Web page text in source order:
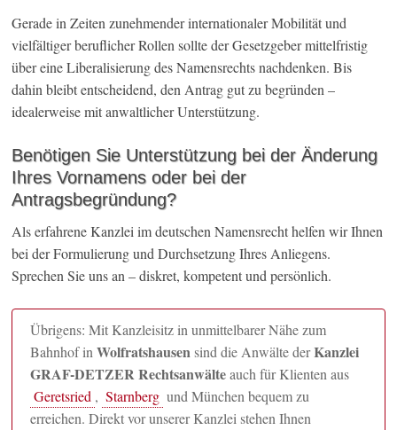
Gerade in Zeiten zunehmender internationaler Mobilität und
vielfältiger beruflicher Rollen sollte der Gesetzgeber mittelfristig
über eine Liberalisierung des Namensrechts nachdenken. Bis
dahin bleibt entscheidend, den Antrag gut zu begründen –
idealerweise mit anwaltlicher Unterstützung.
Benötigen Sie Unterstützung bei der Änderung
Ihres Vornamens oder bei der
Antragsbegründung?
Als erfahrene Kanzlei im deutschen Namensrecht helfen wir Ihnen
bei der Formulierung und Durchsetzung Ihres Anliegens.
Sprechen Sie uns an – diskret, kompetent und persönlich.
Übrigens: Mit Kanzleisitz in unmittelbarer Nähe zum
Bahnhof inWolfratshausensind die Anwälte derKanzlei
GRAF-DETZER Rechtsanwälteauch für Klienten aus
Geretsried , Starnberg und München bequem zu
erreichen. Direkt vor unserer Kanzlei stehen Ihnen